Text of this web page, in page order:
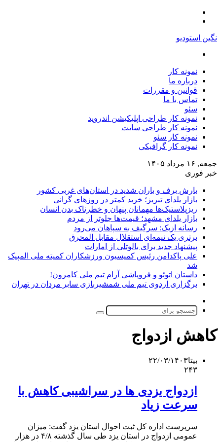
نگین استودیو
نمونه کار
درباره ما
قوانین و مقررات
تماس با ما
سئو
نمونه کار طراحی اپلیکیشن اندروید
نمونه کار طراحی سایت
نمونه کار سئو
نمونه کار گرافیکی
جمعه, ۱۶ مرداد ۱۴۰۵
خبر فوری
بارش برف و باران شدید در استان‌های غربی کشور
بازار یلدای تبریز؛ خرید کمتر در روزهای گرانی
ریزپلاستیک‌ها مهمانان پنهان و خطرناک بدن انسان
بازار یلدای مشهد؛ قیمت‌ها جلوتر از مردم
رسانه ازبک: سرگیف به سپاهان می‌رود
برتری یک نیمه‌ای استقلال مقابل المحرق
پیشنهاد جدید برای بالوتلی از امارات
علی پاکدامن رئیس کمیسیون ورزشکاران کمیته ملی المپیک
شد
داستان اتوئو و فروپاشی آرام تیم ملی کامرون!
برگزاری اردوی تیم ملی شمشیربازی سابر مردان در تهران
پوسته
جستجو
کاهش ازدواج
بیتا۲۲/۰۳/۱۴۰۳
۲۴۳
ازدواج یزدی ها در سراشیبی کاهش با
سرعت زیاد
سرپرست اداره کل ثبت احوال استان یزد گفت: میزان
عمومی ازدواج در استان یزد طی سال گذشته ۴/۸ در هزار